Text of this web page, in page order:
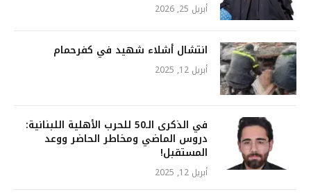
أبريل 25, 2026
انتشال أشلاء شهيد في كفرحمام
أبريل 12, 2025
في الذكرى الـ50 للحرب الأهلية اللبنانية:
دروس الماضي ومخاطر الحاضر ووعد
المستقبل!
أبريل 12, 2025